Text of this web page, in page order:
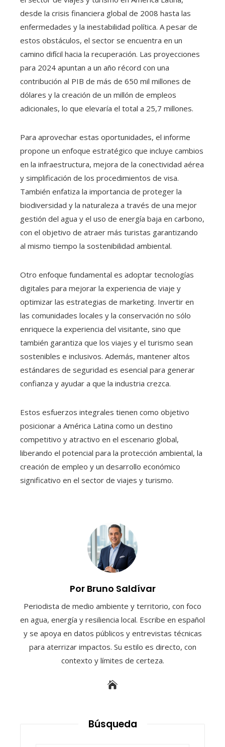
desde la crisis financiera global de 2008 hasta las
enfermedades y la inestabilidad política. A pesar de
estos obstáculos, el sector se encuentra en un
camino difícil hacia la recuperación. Las proyecciones
para 2024 apuntan a un año récord con una
contribución al PIB de más de 650 mil millones de
dólares y la creación de un millón de empleos
adicionales, lo que elevaría el total a 25,7 millones.
Para aprovechar estas oportunidades, el informe
propone un enfoque estratégico que incluye cambios
en la infraestructura, mejora de la conectividad aérea
y simplificación de los procedimientos de visa.
También enfatiza la importancia de proteger la
biodiversidad y la naturaleza a través de una mejor
gestión del agua y el uso de energía baja en carbono,
con el objetivo de atraer más turistas garantizando
al mismo tiempo la sostenibilidad ambiental.
Otro enfoque fundamental es adoptar tecnologías
digitales para mejorar la experiencia de viaje y
optimizar las estrategias de marketing. Invertir en
las comunidades locales y la conservación no sólo
enriquece la experiencia del visitante, sino que
también garantiza que los viajes y el turismo sean
sostenibles e inclusivos. Además, mantener altos
estándares de seguridad es esencial para generar
confianza y ayudar a que la industria crezca.
Estos esfuerzos integrales tienen como objetivo
posicionar a América Latina como un destino
competitivo y atractivo en el escenario global,
liberando el potencial para la protección ambiental, la
creación de empleo y un desarrollo económico
significativo en el sector de viajes y turismo.
Por Bruno Saldívar
Periodista de medio ambiente y territorio, con foco
en agua, energía y resiliencia local. Escribe en español
y se apoya en datos públicos y entrevistas técnicas
para aterrizar impactos. Su estilo es directo, con
contexto y límites de certeza.
Búsqueda